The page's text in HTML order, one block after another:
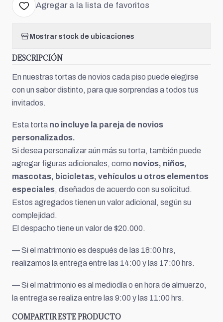
Agregar a la lista de favoritos
Mostrar stock de ubicaciones
DESCRIPCIÓN
En nuestras tortas de novios cada piso puede elegirse
con un sabor distinto, para que sorprendas a todos tus
invitados.
Esta torta no incluye la pareja de novios
personalizados.
Si desea personalizar aún más su torta, también puede
agregar figuras adicionales, como novios, niños,
mascotas, bicicletas, vehículos u otros elementos
especiales, diseñados de acuerdo con su solicitud.
Estos agregados tienen un valor adicional, según su
complejidad.
El despacho tiene un valor de $20.000.
— Si el matrimonio es después de las 18:00 hrs,
realizamos la entrega entre las 14:00 y las 17:00 hrs.
— Si el matrimonio es al mediodía o en hora de almuerzo,
la entrega se realiza entre las 9:00 y las 11:00 hrs.
COMPARTIR ESTE PRODUCTO